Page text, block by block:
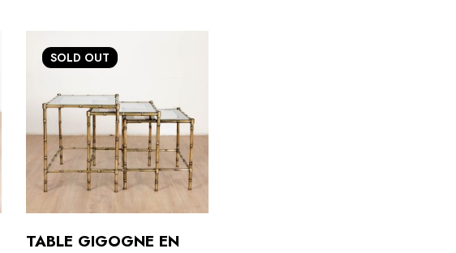
INTERNATIONAL,
1950S
SOLD OUT
TABLE GIGOGNE EN